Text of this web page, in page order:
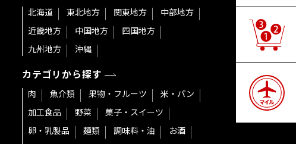
北海道 東北地方 関東地方
中部地方
近畿地方
中国地方
四国地方
九州地方
沖縄
カテゴリから探す
肉 魚介類 果物・フルーツ
米・パン
加工食品
野菜
菓子・スイーツ
卵・乳製品
麺類 調味料・油
お酒